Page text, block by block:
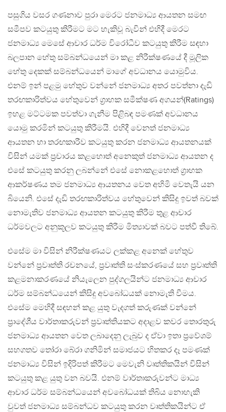
පසුගිය වසර ගණනාව පුරා මෙරට ජනමාධ්‍ය ආයතන සමඟ
සමීපව කටයුතු කිරීමට මට හැකිවූ බැවින් එහිදී මෙරට
ජනමාධ්‍ය මෙසේ ආචාර ධර්ම විරෝධීව කටයුතු කිරීම සඳහා
බලපාන හේතු සම්බන්ධයෙන් මා කළ නිරීක්ෂණයේ දී මූලික
හේතු දෙකක් සම්බන්ධයෙන් මාගේ අවධානය යොමුවිය.
එනම් ඉන් පළමු හේතුව වන්නේ ජනමාධ්‍ය අතර පවත්නා දැඩි
තරඟකාරිත්වය හේතුවෙන් ග්‍රාහක සමීක්ෂණ අගයන්(Ratings)
ඉහළ මට්ටමක පවත්වා ගැනීම පිළිබඳ පමණක් අවධානය
යොමු කරමින් කටයුතු කිරීමයි. එහිදී වෙනත් ජනමාධ්‍ය
ආයතන හා තරඟකාරීව කටයුතු කරන ජනමාධ්‍ය ආයතනයක්
විසින් යමක් ප්‍රචාරය කළහොත් අනෙකුත් ජනමාධ්‍ය ආයතන ද
එසේ කටයුතු කරනු ලබන්නේ එසේ නොකළහොත් ග්‍රාහක
ආකර්ෂණය තම ජනමාධ්‍ය ආයතනය වෙත අහිමි වෙතැයි යන
බියෙනි. එසේ දැඩි තරඟකාරිත්වය හේතුවෙන් කිසිදු ඉවත් බවක්
නොමැතිව ජනමාධ්‍ය ආයතන කටයුතු කිරීම තුළ ආචාර
ධර්මවලට අනුකූලව කටයුතු කිරීම මිත්‍යාවක් බවට පත්වී තිබේ.
එසේම මා විසින් නිරීක්ෂණයට ලක්කළ අනෙක් හේතුව
වන්නේ ප්‍රවෘත්ති රචනයේ, ප්‍රවෘත්ති සංස්කරණයේ සහ ප්‍රවෘත්ති
කළමනාකරණයේ නියැලෙන පුද්ගලයින්ට ජනමාධ්‍ය ආචාර
ධර්ම සම්බන්ධයෙන් කිසිදු අවබෝධයක් නොමැති වීමය.
එසේම මෙහිදී සඳහන් කළ යුතු වැදගත් කරුණක් වන්නේ
ප්‍රාදේශීය වාර්තාකරුවන් ප්‍රවෘත්තියකට අදාළව කවර තොරතුරු
ජනමාධ්‍ය ආයතන වෙත ලබාදෙනු ලැබුව ද ඒවා ඉතා ප්‍රවේශම්
සහගතව තෝරා බේරා ගනිමින් සමාජයට හිතකර දෑ පමණක්
ජනමාධ්‍ය විසින් ඉදිරිපත් කිරීමට මෙවැනි වෘත්තිකයින් විසින්
කටයුතු කළ යුතු වන බවයි. එනම් වාර්තාකරුවන්ට මාධ්‍ය
ආචාර ධර්ම සම්බන්ධයෙන් අවබෝධයක් තිබිය නොහැකි
වුවත් ජනමාධ්‍ය සම්බන්ධව කටයුතු කරන වෘත්තිකයින්ට ඒ